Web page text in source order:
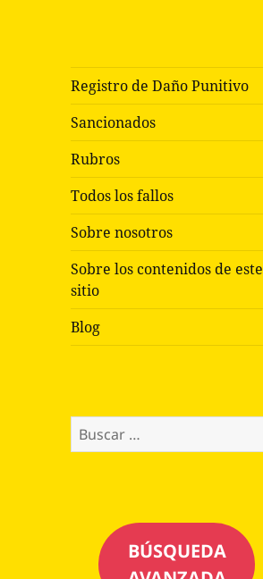
Registro de Daño Punitivo
Sancionados
Rubros
Todos los fallos
Sobre nosotros
Sobre los contenidos de este
sitio
Blog
Buscar:
BÚSQUEDA